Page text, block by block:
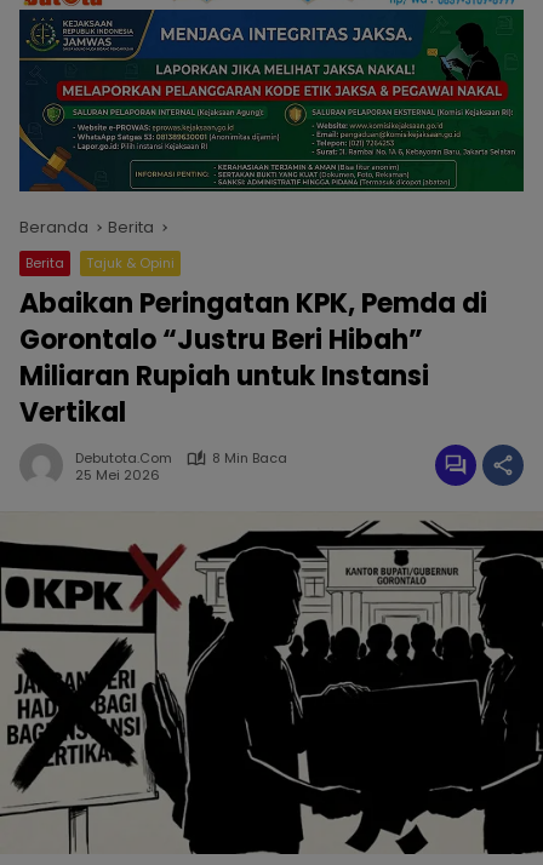
Beranda Berita
Berita Tajuk & Opini
Abaikan Peringatan KPK, Pemda di
Gorontalo “Justru Beri Hibah”
Miliaran Rupiah untuk Instansi
Vertikal
Debutota.com
8 Min Baca
25 Mei 2026